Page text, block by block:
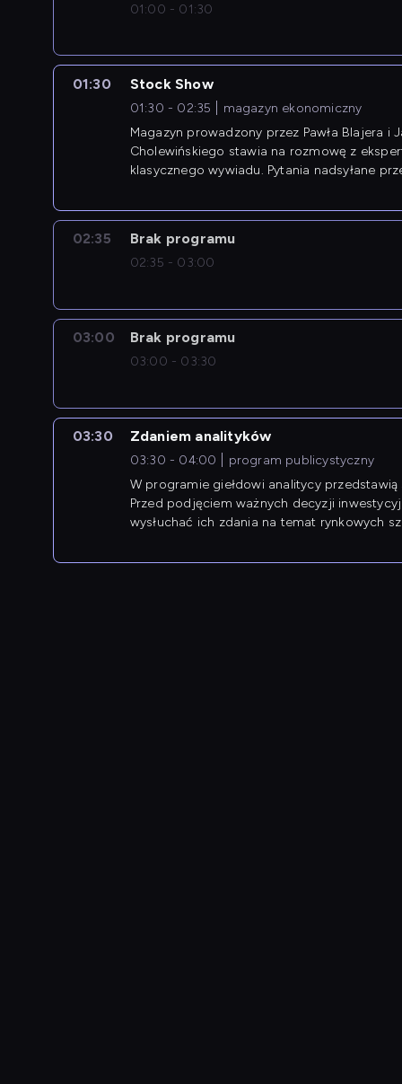
01:00 - 01:30
01:30 Stock Show
01:30 - 02:35
magazyn ekonomiczny
Magazyn prowadzony przez Pawła Blajera i
Cholewińskiego stawia na rozmowę z
klasycznego wywiadu. Pytania nadsyłane
02:35 Brak programu
02:35 - 03:00
03:00 Brak programu
03:00 - 03:30
03:30 Zdaniem analityków
03:30 - 04:00
program publicystyczny
W programie giełdowi analitycy
Przed podjęciem ważnych decyzji
wysłuchać ich zdania na temat rynkowych